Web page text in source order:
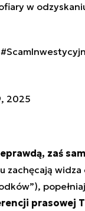
w
2025
zaś
widza
prasowej